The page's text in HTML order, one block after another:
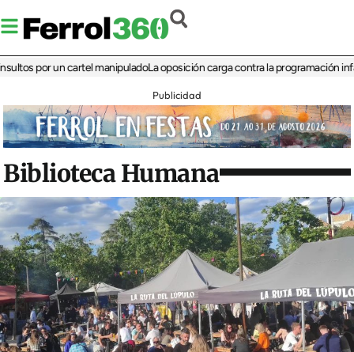
por un cartel manipuladoLa oposición carga contra la programación infantil
Publicidad
Biblioteca Humana